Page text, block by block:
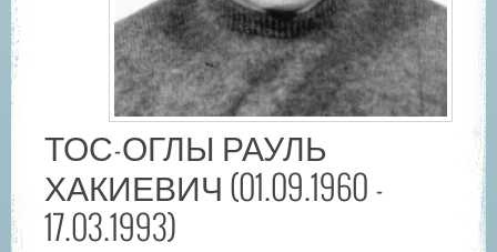
ТОС-ОГЛЫ РАУЛЬ
ХАКИЕВИЧ (01.09.1960 -
17.03.1993)